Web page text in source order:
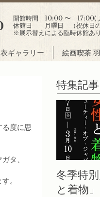
開館時間 10:00 〜 17:00(
休館日 月曜日 （祝休日の
※展示替えによる臨時休館あり
ギャラリー 絵画喫茶
度に思
タ、
。
特集記事
冬季特
と着物」